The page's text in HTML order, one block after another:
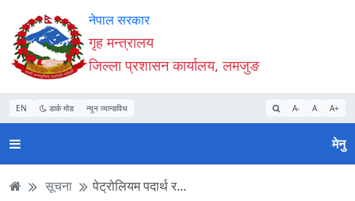
Accessibility
Mode
सुरु
गर्नुहोस्
सामाग्री
पढ्नुहाेस्
नेभिगेसन
पढ्नुहाेस्
वेबसाइट
खोजमा
जानुहोस्
नेपाल सरकार
गृह मन्त्रालय
जिल्ला प्रशासन कार्यालय, लमजुङ
EN डार्क मोड न्यून व्यान्डविथ A- A A+
मेनु
सूचना पेट्रोलियम पदार्थ र...